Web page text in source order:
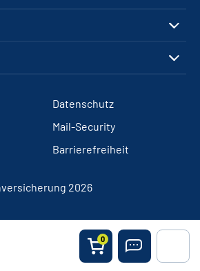
0
Datenschutz
Mail-Security
Barrierefreiheit
2026